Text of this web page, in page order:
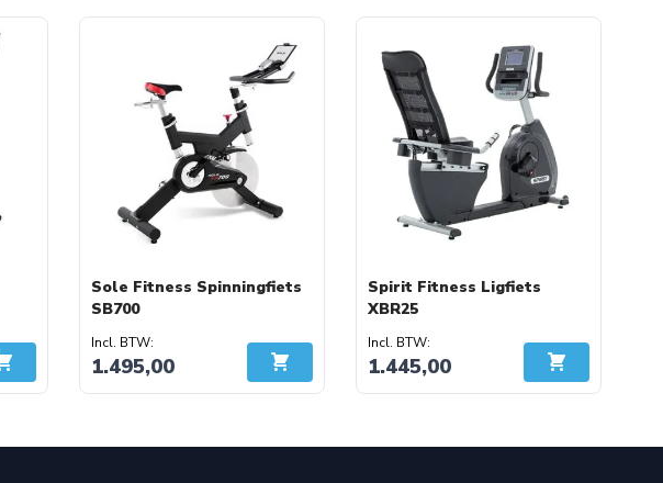
In Winkelwagen
Sole Fitness Spinningfiets
SB700
1.495,00 In Winkelwagen
Spirit Fitness Ligfiets
XBR25
1.445,00 In